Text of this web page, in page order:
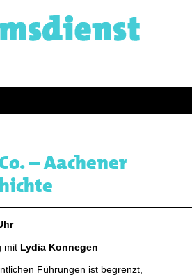
– Aachener
mit Lydia Konnegen
Führungen ist begrenzt,